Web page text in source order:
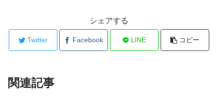
シェアする
Twitter Facebook LINE コピー
関連記事